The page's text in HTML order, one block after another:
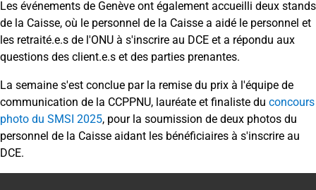
Les événements de Genève ont également accueilli deux stands
de la Caisse, où le personnel de la Caisse a aidé le personnel et
les retraité.e.s de l'ONU à s'inscrire au DCE et a répondu aux
questions des client.e.s et des parties prenantes.
La semaine s'est conclue par la remise du prix à l'équipe de
communication de la CCPPNU, lauréate et finaliste du concours
photo du SMSI 2025, pour la soumission de deux photos du
personnel de la Caisse aidant les bénéficiaires à s'inscrire au
DCE.